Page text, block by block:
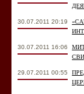
30.07.2011 20:19
30.07.2011 16:06
29.07.2011 00:55